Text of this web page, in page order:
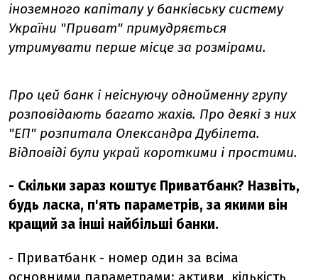
іноземного капіталу у банківську систему
України "Приват" примудряється
утримувати перше місце за розмірами.
Про цей банк і неіснуючу однойменну групу
розповідають багато жахів. Про деякі з них
"ЕП" розпитала Олександра Дубілета.
Відповіді були украй короткими і простими.
- Скільки зараз коштує Приватбанк? Назвіть,
будь ласка, п'ять параметрів, за якими він
кращий за інші найбільші банки.
- Приватбанк - номер один за всіма